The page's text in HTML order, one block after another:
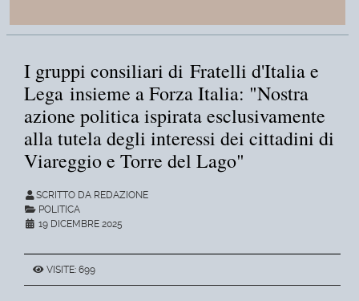
I gruppi consiliari di Fratelli d'Italia e
Lega insieme a Forza Italia: "Nostra
azione politica ispirata esclusivamente
alla tutela degli interessi dei cittadini di
Viareggio e Torre del Lago"
SCRITTO DA REDAZIONE
POLITICA
19 DICEMBRE 2025
VISITE: 699